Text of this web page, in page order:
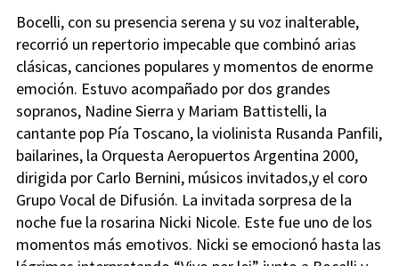
Bocelli, con su presencia serena y su voz inalterable,
recorrió un repertorio impecable que combinó arias
clásicas, canciones populares y momentos de enorme
emoción. Estuvo acompañado por dos grandes
sopranos, Nadine Sierra y Mariam Battistelli, la
cantante pop Pía Toscano, la violinista Rusanda Panfili,
bailarines, la Orquesta Aeropuertos Argentina 2000,
dirigida por Carlo Bernini, músicos invitados,y el coro
Grupo Vocal de Difusión. La invitada sorpresa de la
noche fue la rosarina Nicki Nicole. Este fue uno de los
momentos más emotivos. Nicki se emocionó hasta las